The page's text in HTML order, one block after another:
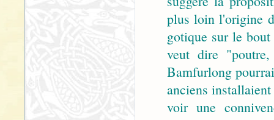
plus loin l'origine
gotique sur le
veut dire
Bamfurlong
anciens
voir une